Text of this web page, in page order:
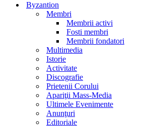
Byzantion
Membri
Membrii activi
Fosti membri
Membrii fondatori
Multimedia
Istorie
Activitate
Discografie
Prietenii Corului
Apariţii Mass-Media
Ultimele Evenimente
Anunţuri
Editoriale